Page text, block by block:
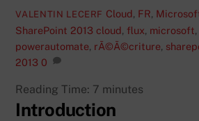
VALENTIN LECERF Cloud, FR,
SharePoint 2013 cloud, flux, microsoft,
powerautomate, rÃ©Ã©criture,
2013 0
Reading Time: 7 minutes
Introduction